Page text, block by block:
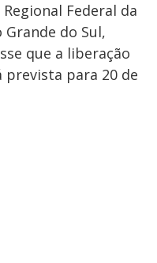
Federal da
Grande do Sul,
que a liberação
prevista para 20 de